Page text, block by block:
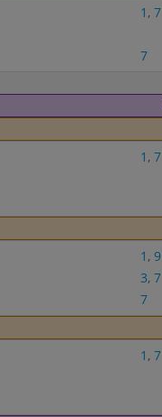
1 , 7
7
1 , 7
1 , 9
3, 7
7
1 , 7